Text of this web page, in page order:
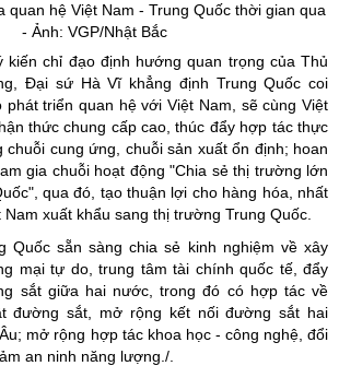
quan hệ Việt Nam - Trung Quốc thời gian qua
- Ảnh: VGP/Nhật Bắc
kiến chỉ đạo định hướng quan trọng của Thủ
Đại sứ Hà Vĩ khẳng định Trung Quốc coi
triển quan hệ với Việt Nam, sẽ cùng Việt
thức chung cấp cao, thúc đẩy hợp tác thực
chuỗi cung ứng, chuỗi sản xuất ổn định; hoan
gia chuỗi hoạt động "Chia sẻ thị trường lớn
qua đó, tạo thuận lợi cho hàng hóa, nhất
xuất khẩu sang thị trường Trung Quốc.
Quốc sẵn sàng chia sẻ kinh nghiệm về xây
mại tự do, trung tâm tài chính quốc tế, đẩy
sắt giữa hai nước, trong đó có hợp tác về
đường sắt, mở rộng kết nối đường sắt hai
mở rộng hợp tác khoa học - công nghệ, đổi
an ninh năng lượng./.